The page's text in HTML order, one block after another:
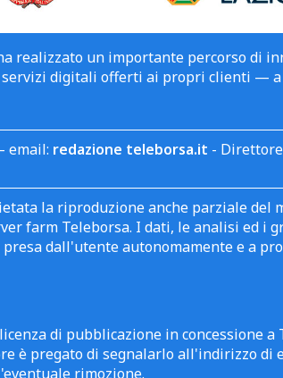
realizzato un importante percorso di
servizi digitali offerti ai propri clienti —
email: redazione teleborsa.it - Direttore
la riproduzione anche parziale del
farm Teleborsa. I dati, le analisi ed i
dall'utente autonomamente e a
di pubblicazione in concessione a
è pregato di segnalarlo all'indirizzo di
rimozione.